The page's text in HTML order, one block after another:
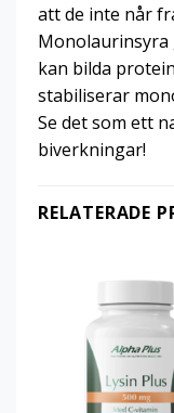
att de inte når
kan bilda
stabiliserar
Se det som ett
biverkningar!
RELATERADE